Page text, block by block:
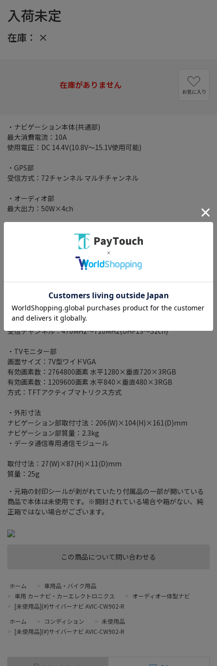
入荷未定
在庫： ×
この商品について問い合わせる
在庫がありません
お気に入り
・ナビゲーション本体(共通部)
最大消費電流：10A
使用電圧：DC 14.4V(10.8V～15.1V使用可能)
・GPS部
受信方式：72チャンネル マルチチャンネル
・オーディオ部
最大出力：50W×4ch
対応ディスク：DVD(VIDEO MODE、VR MODE)/DVD-R(DL)/DVD-
RW/CD-ROM/CD-DA/CD-R/RW
・FM/AMチューナー部
・地上デジタルTVチューナー部
放送方式：地上デジタル放送方式(日本)
受信チャンネル：470MHz～710MHz(UHF13～52ch)
・TVモニター部
画面サイズ：7V型ワイドVGA
有効画素数：2764800画素 水平1280×垂直720×3RGB
有効画素数：1209600画素 水平840×垂直480×3RGB
方式：TFTアクティブマトリクス方式
・外形寸法
ナビゲーション部取付寸法：206(W)×104(H)×161(D)mm
ナビゲーション部質量：2.3kg
・データ通信専用通信モジュール
取付寸法：27(W)×87(H)×11(D)mm
質量：25g
・元箱の封印シールが剥がれていたり付属品の一部が開いている
商品で本体は未使用です。※開封されている場合や箱がない、純
正箱ではない場合がございます。
ホーム > 車用品・バイク用品
> 車用 カーナビ・カーエレクトロニクス > オーディオ一体型ナビ
> [未使用品](#)サイバーナビ AVIC-CW902-R
ホーム
> コンディション > 未使用品
> [未使用品](#)サイバーナビ AVIC-CW902-R